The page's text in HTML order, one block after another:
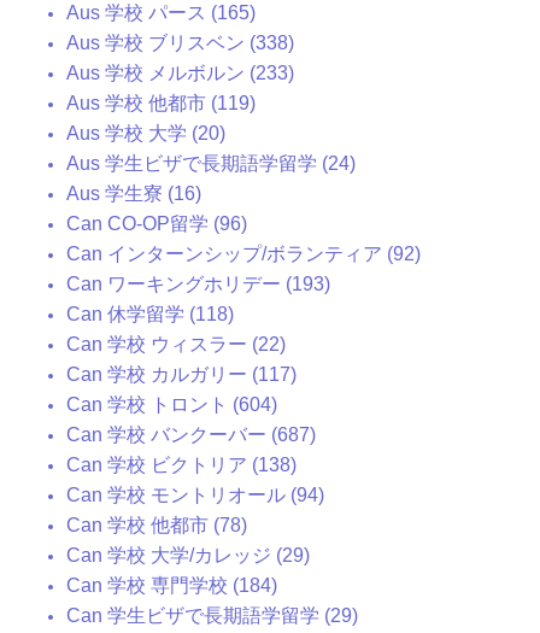
Aus 学校 パース (165)
Aus 学校 ブリスベン (338)
Aus 学校 メルボルン (233)
Aus 学校 他都市 (119)
Aus 学校 大学 (20)
Aus 学生ビザで長期語学留学 (24)
Aus 学生寮 (16)
Can CO-OP留学 (96)
Can インターンシップ/ボランティア (92)
Can ワーキングホリデー (193)
Can 休学留学 (118)
Can 学校 ウィスラー (22)
Can 学校 カルガリー (117)
Can 学校 トロント (604)
Can 学校 バンクーバー (687)
Can 学校 ビクトリア (138)
Can 学校 モントリオール (94)
Can 学校 他都市 (78)
Can 学校 大学/カレッジ (29)
Can 学校 専門学校 (184)
Can 学生ビザで長期語学留学 (29)